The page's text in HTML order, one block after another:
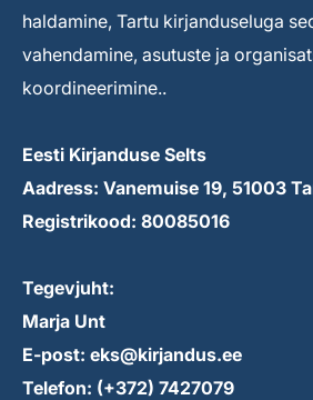
haldamine, Tartu kirjanduseluga
vahendamine, asutuste ja
koordineerimine..
Eesti Kirjanduse Selts
Aadress: Vanemuise 19, 51003
Registrikood: 80085016
Tegevjuht:
Marja Unt
E-post: eks@kirjandus.ee
Telefon: (+372) 7427079